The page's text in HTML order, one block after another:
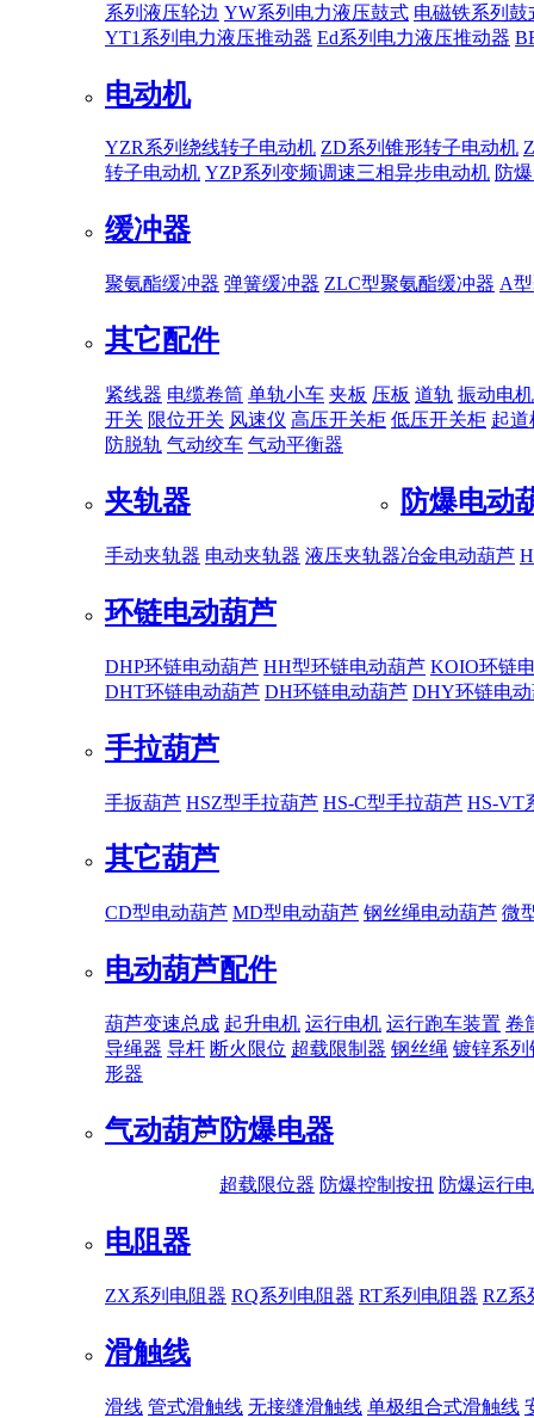
系列液压轮边 YW系列电力液压鼓式 电磁铁系列鼓
YT1系列电力液压推动器 Ed系列电力液压推动器
电动机
YZR系列绕线转子电动机 ZD系列锥形转子电动机
转子电动机 YZP系列变频调速三相异步电动机 防
缓冲器
聚氨酯缓冲器 弹簧缓冲器 ZLC型聚氨酯缓冲器 A
其它配件
紧线器 电缆卷筒 单轨小车 夹板 压板 道轨 振动电机
开关 限位开关 风速仪 高压开关柜 低压开关柜 起道
防脱轨 气动绞车 气动平衡器
夹轨器
手动夹轨器 电动夹轨器 液压夹轨器
防爆电动
冶金电动葫芦
环链电动葫芦
DHP环链电动葫芦 HH型环链电动葫芦 KOIO环链
DHT环链电动葫芦 DH环链电动葫芦 DHY环链电
手拉葫芦
手扳葫芦 HSZ型手拉葫芦 HS-C型手拉葫芦 HS-VT
其它葫芦
CD型电动葫芦 MD型电动葫芦 钢丝绳电动葫芦 微
电动葫芦配件
葫芦变速总成 起升电机 运行电机 运行跑车装置 卷
导绳器 导杆 断火限位 超载限制器 钢丝绳 镀锌系列
形器
气动葫芦防爆电器
超载限位器 防爆控制按扭 防爆运行
电阻器
ZX系列电阻器 RQ系列电阻器 RT系列电阻器 RZ系
滑触线
滑线 管式滑触线 无接缝滑触线 单极组合式滑触线